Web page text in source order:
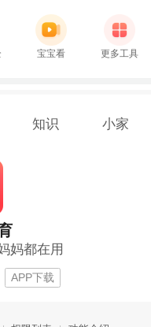
宝宝看 更多工具
知识 小家
妈都在用
APP下载